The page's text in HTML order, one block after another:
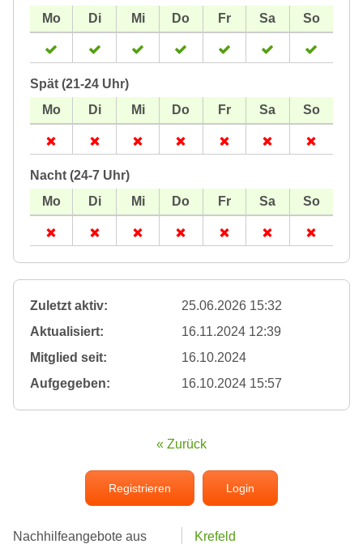
Spät (21-24 Uhr)
Nacht (24-7 Uhr)
Zuletzt aktiv:
25.06.2026 15:32
Aktualisiert:
16.11.2024 12:39
Mitglied seit:
16.10.2024
Aufgegeben:
16.10.2024 15:57
« Zurück
Registrieren Login
Nachhilfeangebote aus
Krefeld